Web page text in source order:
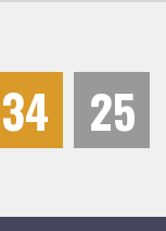
34 25